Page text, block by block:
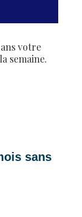
votre
semaine.
sans